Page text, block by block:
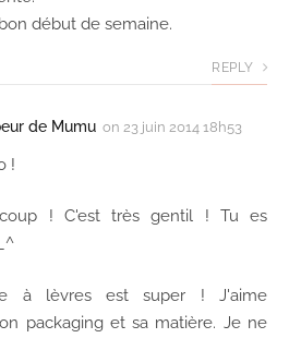
début de semaine.
REPLY
de Mumu on 23 juin 2014 18h53
!
! C'est très gentil ! Tu es
à lèvres est super ! J'aime
packaging et sa matière. Je ne